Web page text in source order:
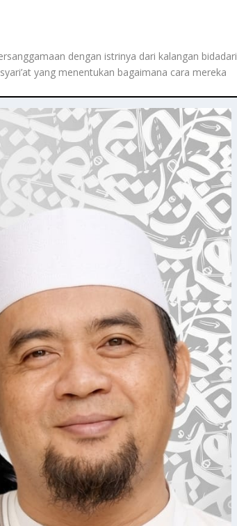
dengan istrinya dari kalangan bidadari
yang menentukan bagaimana cara mereka